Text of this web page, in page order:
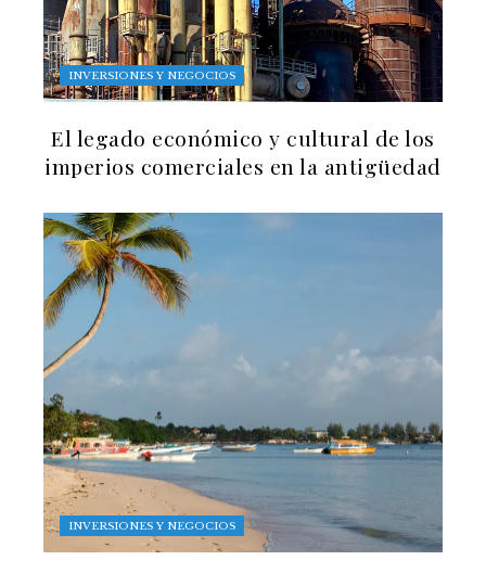
INVERSIONES Y NEGOCIOS
El legado económico y cultural de los
imperios comerciales en la antigüedad
INVERSIONES Y NEGOCIOS